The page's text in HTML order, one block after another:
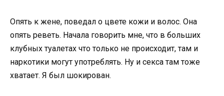
Опять к жене, поведал о цвете кожи и волос. Она
опять реветь. Начала говорить мне, что в больших
клубных туалетах что только не происходит, там и
наркотики могут употреблять. Ну и секса там тоже
хватает. Я был шокирован.